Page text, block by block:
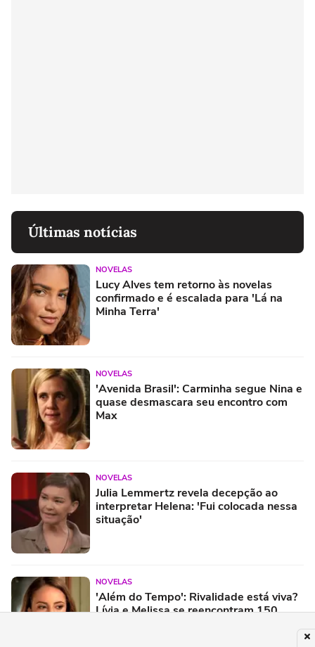
Últimas notícias
NOVELAS
Lucy Alves tem retorno às novelas
confirmado e é escalada para 'Lá na
Minha Terra'
NOVELAS
'Avenida Brasil': Carminha segue Nina e
quase desmascara seu encontro com
Max
NOVELAS
Julia Lemmertz revela decepção ao
interpretar Helena: 'Fui colocada nessa
situação'
NOVELAS
'Além do Tempo': Rivalidade está viva?
Lívia e Melissa se reencontram 150